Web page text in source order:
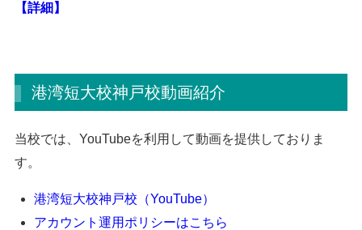
【詳細】
港湾短大校神戸校動画紹介
当校では、YouTubeを利用して動画を提供しておりま
す。
港湾短大校神戸校（YouTube）
アカウント運用ポリシーはこちら